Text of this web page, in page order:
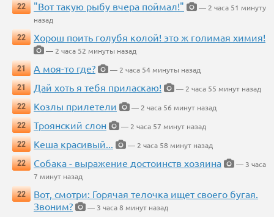
22
"Вот такую рыбу вчера поймал!"
— 2 часа 51 минуту
назад
22
Хорош поить голубя колой! это ж голимая химия!
— 2 часа 52 минуты назад
21
А моя-то где?
— 2 часа 54 минуты назад
21
Дай хоть я тебя приласкаю!
— 2 часа 55 минут назад
22
Козлы прилетели
— 2 часа 56 минут назад
22
Троянский слон
— 2 часа 57 минут назад
22
Кеша красивый...
— 2 часа 58 минут назад
22
Собака - выражение достоинств хозяина
— 3 часа
7 минут назад
22
Вот, смотри: Горячая телочка ищет своего бугая.
Звоним?
— 3 часа 8 минут назад